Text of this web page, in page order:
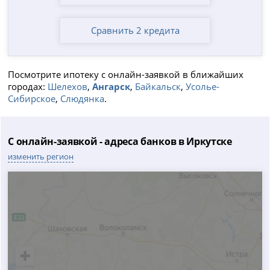
Сравнить 2 кредита
Посмотрите ипотеку с онлайн-заявкой в ближайших
городах: Шелехов,Ангарск, Байкальск,Усолье-
Сибирское, Слюдянка.
С онлайн-заявкой - адреса банков в Иркутске
изменить регион